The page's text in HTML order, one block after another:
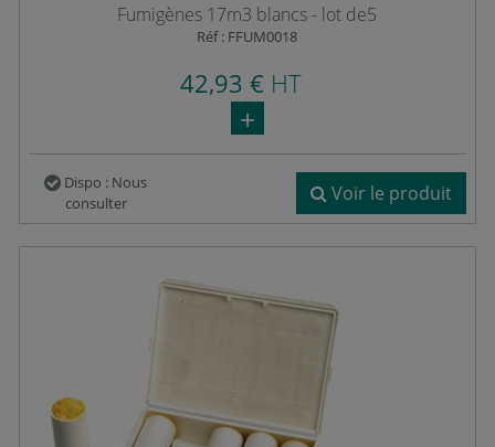
Fumigènes 17m3 blancs - lot de5
Réf : FFUM0018
42,93 €HT
Dispo : Nous
consulter
Voir le produit